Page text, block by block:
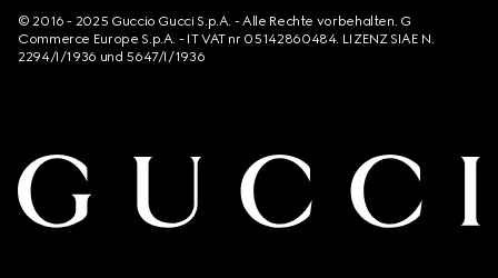
© 2016 - 2025 Guccio Gucci S.p.A. - Alle Rechte vorbehalten. G
Commerce Europe S.p.A. - IT VAT nr 05142860484. LIZENZ SIAE N.
2294/I/1936 und 5647/I/1936